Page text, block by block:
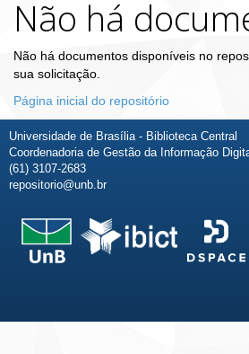
Não há
Não há documentos disponíveis no
sua solicitação.
Página inicial do repositório
Universidade de Brasília - Biblioteca Central
Coordenadoria de Gestão da Informação
(61) 3107-2683
repositorio@unb.br